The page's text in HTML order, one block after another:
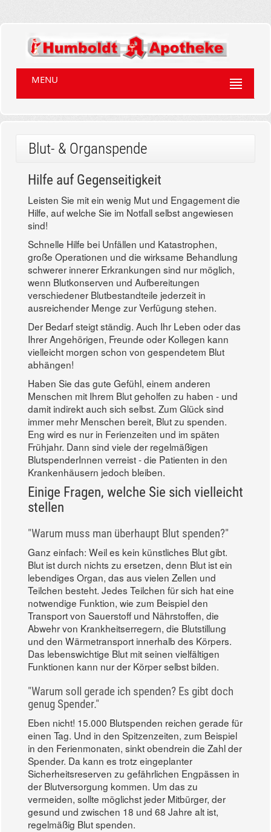
MENU
Blut- & Organspende
Hilfe auf Gegenseitigkeit
Leisten Sie mit ein wenig Mut und Engagement die
Hilfe, auf welche Sie im Notfall selbst angewiesen
sind!
Schnelle Hilfe bei Unfällen und Katastrophen,
große Operationen und die wirksame Behandlung
schwerer innerer Erkrankungen sind nur möglich,
wenn Blutkonserven und Aufbereitungen
verschiedener Blutbestandteile jederzeit in
ausreichender Menge zur Verfügung stehen.
Der Bedarf steigt ständig. Auch Ihr Leben oder das
Ihrer Angehörigen, Freunde oder Kollegen kann
vielleicht morgen schon von gespendetem Blut
abhängen!
Haben Sie das gute Gefühl, einem anderen
Menschen mit Ihrem Blut geholfen zu haben - und
damit indirekt auch sich selbst. Zum Glück sind
immer mehr Menschen bereit, Blut zu spenden.
Eng wird es nur in Ferienzeiten und im späten
Frühjahr. Dann sind viele der regelmäßigen
BlutspenderInnen verreist - die Patienten in den
Krankenhäusern jedoch bleiben.
Einige Fragen, welche Sie sich vielleicht
stellen
"Warum muss man überhaupt Blut spenden?"
Ganz einfach: Weil es kein künstliches Blut gibt.
Blut ist durch nichts zu ersetzen, denn Blut ist ein
lebendiges Organ, das aus vielen Zellen und
Teilchen besteht. Jedes Teilchen für sich hat eine
notwendige Funktion, wie zum Beispiel den
Transport von Sauerstoff und Nährstoffen, die
Abwehr von Krankheitserregern, die Blutstillung
und den Wärmetransport innerhalb des Körpers.
Das lebenswichtige Blut mit seinen vielfältigen
Funktionen kann nur der Körper selbst bilden.
"Warum soll gerade ich spenden? Es gibt doch
genug Spender."
Eben nicht! 15.000 Blutspenden reichen gerade für
einen Tag. Und in den Spitzenzeiten, zum Beispiel
in den Ferienmonaten, sinkt obendrein die Zahl der
Spender. Da kann es trotz eingeplanter
Sicherheitsreserven zu gefährlichen Engpässen in
der Blutversorgung kommen. Um das zu
vermeiden, sollte möglichst jeder Mitbürger, der
gesund und zwischen 18 und 68 Jahre alt ist,
regelmäßig Blut spenden.